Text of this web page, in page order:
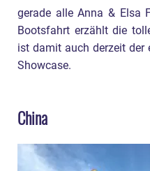
gerade alle Anna & Elsa
Bootsfahrt erzählt die
ist damit auch derzeit der
Showcase.
China